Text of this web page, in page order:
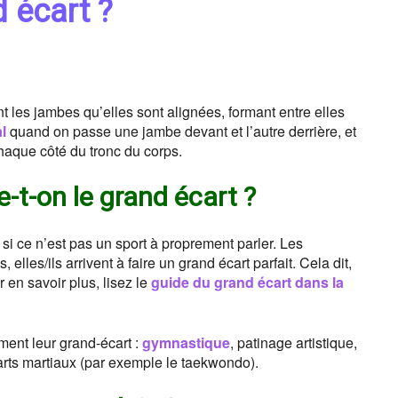
écart ?
jambes qu’elles sont alignées, formant entre elles
quand on passe une jambe devant et l’autre derrière, et
côté du tronc du corps.
t-on le grand écart ?
ce n’est pas un sport à proprement parler. Les
elles/ils arrivent à faire un grand écart parfait. Cela dit,
en savoir plus, lisez leguide du grand écart dans la
leur grand-écart : gymnastique, patinage artistique,
martiaux (par exemple le taekwondo).